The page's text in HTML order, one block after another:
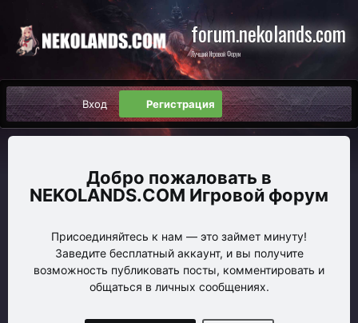
forum.nekolands.com
Лучший Игровой Форум
Вход Регистрация
NEKOLANDS.COM Игровой форум
Присоединяйтесь к нам — это займет минуту!
Заведите бесплатный аккаунт, и вы получите
возможность публиковать посты, комментировать и
общаться в личных сообщениях.